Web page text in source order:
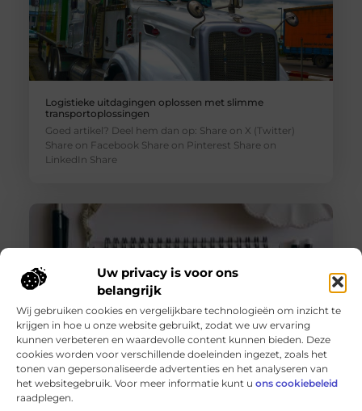
Uw privacy is voor ons
belangrijk
Wij gebruiken cookies en vergelijkbare technologieën om inzicht te
krijgen in hoe u onze website gebruikt, zodat we uw ervaring
kunnen verbeteren en waardevolle content kunnen bieden. Deze
cookies worden voor verschillende doeleinden ingezet, zoals het
tonen van gepersonaliseerde advertenties en het analyseren van
het websitegebruik. Voor meer informatie kunt u ons cookiebeleid
raadplegen.
Logistieke uitdagingen oplossen met slimme
transportoplossingen
Goed artikel? Deel hem dan op: Share on X (Twitter)
Share on Facebook Share on Pinterest Share on
LinkedIn Share
De voordelen van het drukken van kalenders voor jouw
bedrijf!
Goed artikel? Deel hem dan op: Share on X (Twitter)